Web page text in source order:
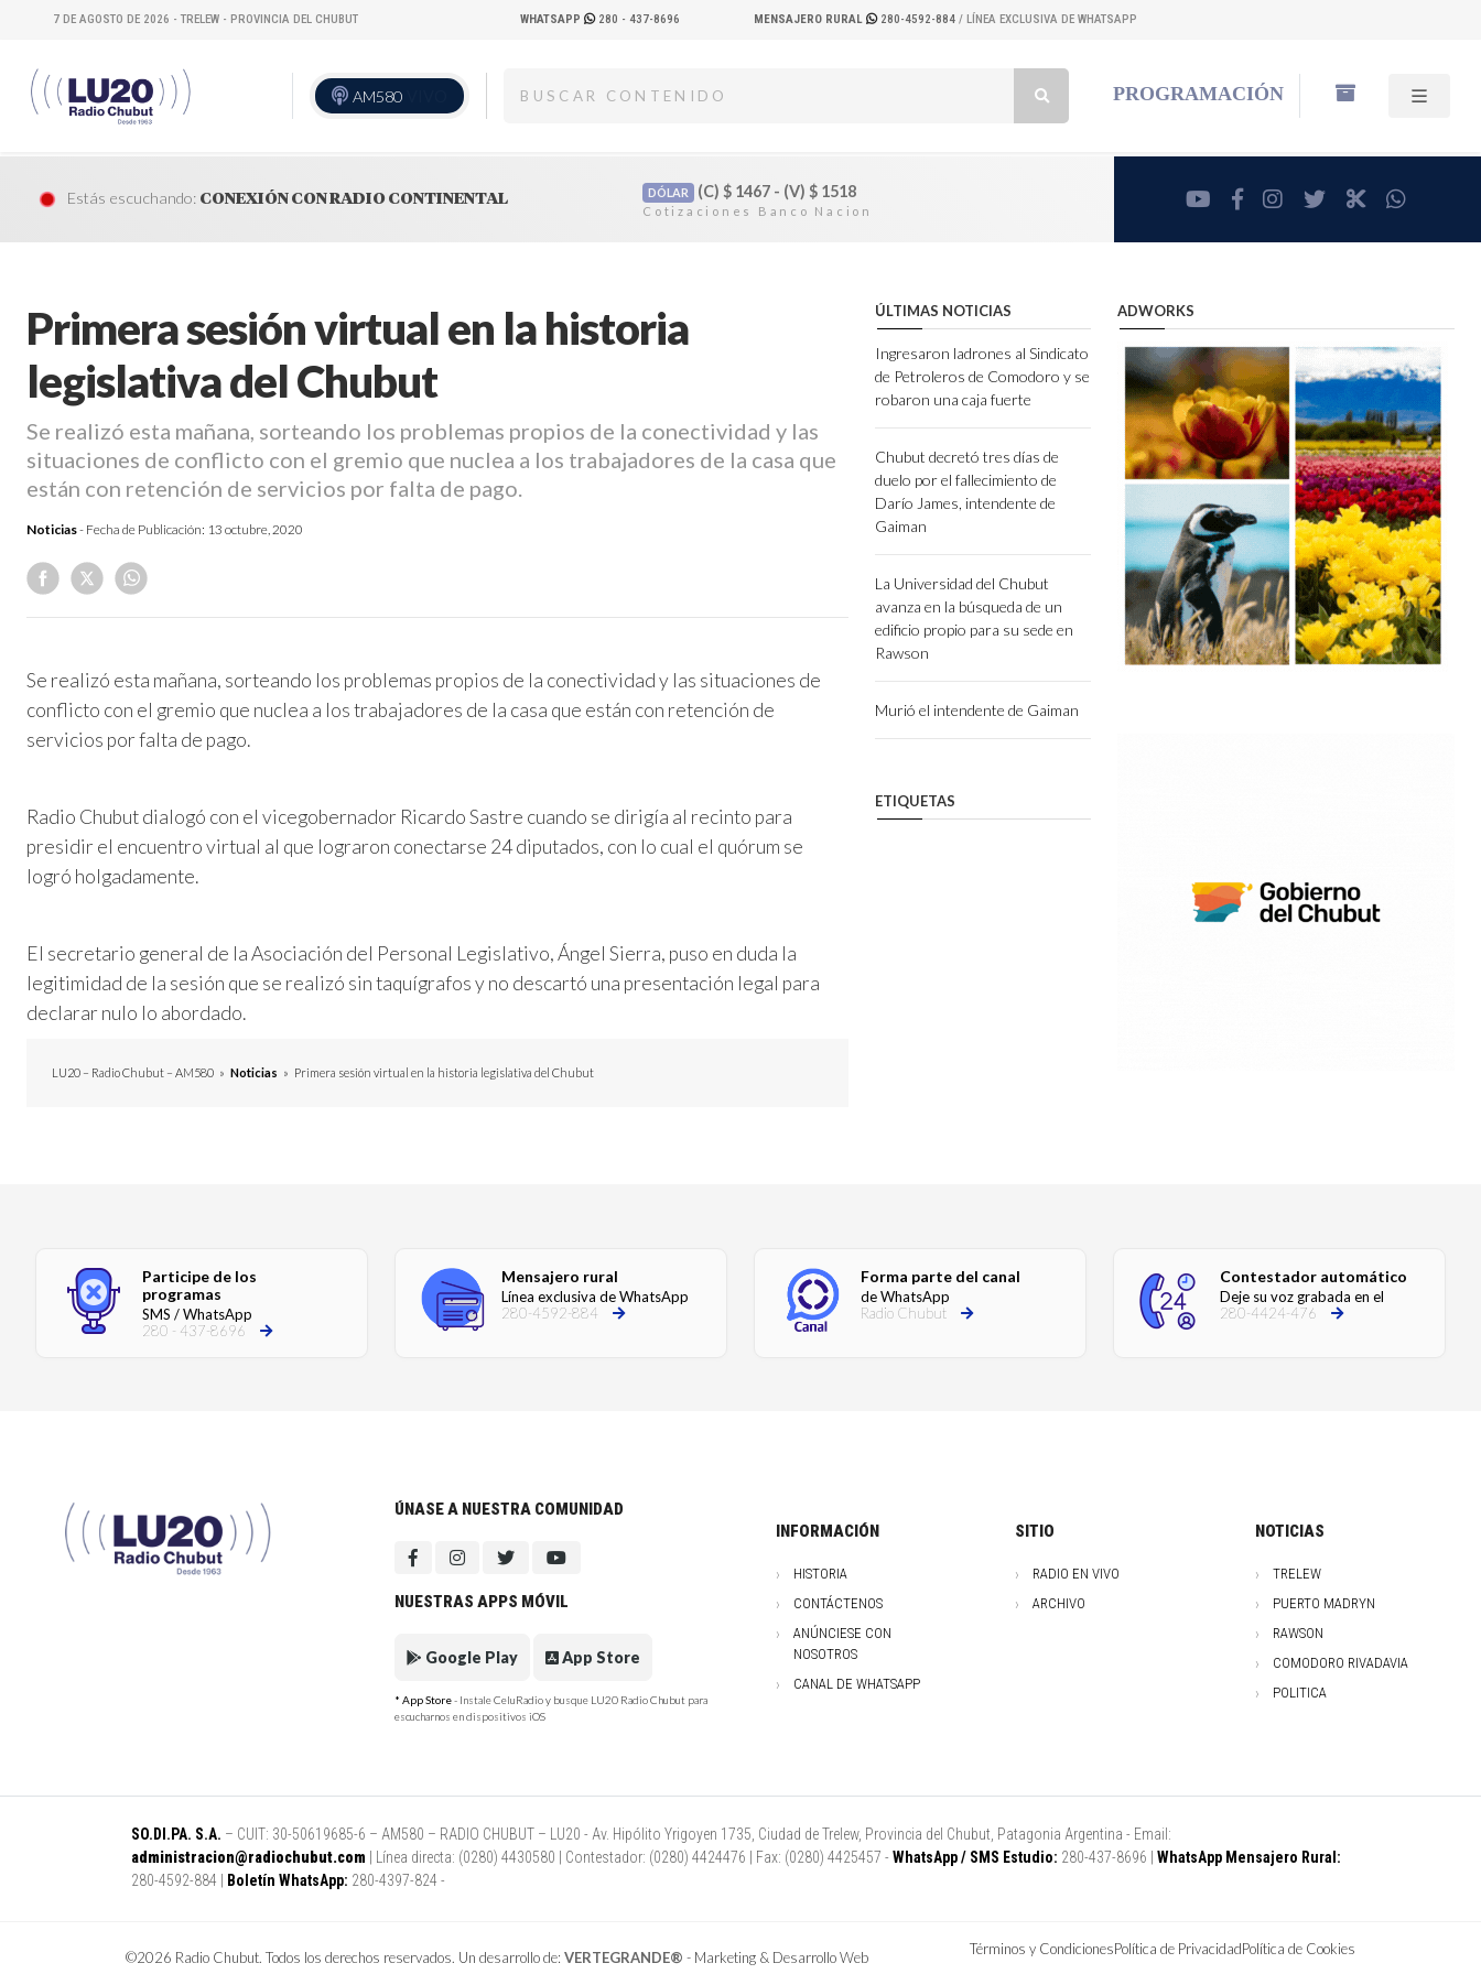
7 DE AGOSTO DE 2026 - TRELEW - PROVINCIA DEL CHUBUT WHATSAPP 280 - 437-8696 MENSAJERO RURAL 280-4592-884 / LÍNEA EXCLUSIVA DE WHATSAPP
AM580 PROGRAMACIÓN
Estás escuchando: CONEXIÓN CON RADIO CONTINENTAL DÓLAR (C) $1467 - (V) $1518 youtubefacebookinstagram
twitterRadioCut
Primera sesión virtual en la historia
legislativa del Chubut
Se realizó esta mañana, sorteando los problemas propios de la conectividad y las
situaciones de conflicto con el gremio que nuclea a los trabajadores de la casa que
están con retención de servicios por falta de pago.
Noticias- Fecha de Publicación: 13 octubre, 2020
Se realizó esta mañana, sorteando los problemas propios de la conectividad y las situaciones de
conflicto con el gremio que nuclea a los trabajadores de la casa que están con retención de
servicios por falta de pago.
Radio Chubut dialogó con el vicegobernador Ricardo Sastre cuando se dirigía al recinto para
presidir el encuentro virtual al que lograron conectarse 24 diputados, con lo cual el quórum se
logró holgadamente.
El secretario general de la Asociación del Personal Legislativo, Ángel Sierra, puso en duda la
legitimidad de la sesión que se realizó sin taquígrafos y no descartó una presentación legal para
declarar nulo lo abordado.
LU20 – Radio Chubut – AM580 » Noticias » Primera sesión virtual en la historia legislativa del Chubut
ÚLTIMAS NOTICIAS
Ingresaron ladrones al Sindicato
de Petroleros de Comodoro y se
robaron una caja fuerte
Chubut decretó tres días de
duelo por el fallecimiento de
Darío James, intendente de
Gaiman
La Universidad del Chubut
avanza en la búsqueda de un
edificio propio para su sede en
Rawson
Murió el intendente de Gaiman
ETIQUETAS
ADWORKS
Participe de los
programas
SMS / WhatsApp
280 - 437-8696
Mensajero rural
Línea exclusiva de WhatsApp
280-4592-884
Forma parte del canal
de WhatsApp
Radio Chubut
Contestador automático
Deje su voz grabada en el
280-4424-476
ÚNASE A NUESTRA COMUNIDAD
NUESTRAS APPS MÓVIL
Google Play App Store
* App Store- Instale CeluRadio y busque LU20 Radio Chubut para
escucharnos en dispositivos iOS
INFORMACIÓN
HISTORIA
CONTÁCTENOS
ANÚNCIESE CON
NOSOTROS
CANAL DE WHATSAPP
SITIO
RADIO EN VIVO
ARCHIVO
NOTICIAS
TRELEW
PUERTO MADRYN
RAWSON
COMODORO RIVADAVIA
POLITICA
SO.DI.PA. S.A. – CUIT: 30-50619685-6 – AM580 – RADIO CHUBUT – LU20 - Av. Hipólito Yrigoyen 1735, Ciudad de Trelew, Provincia del Chubut, Patagonia Argentina - Email:
administracion@radiochubut.com | Línea directa: (0280) 4430580 | Contestador: (0280) 4424476 | Fax: (0280) 4425457 - WhatsApp / SMS Estudio: 280-437-8696 | WhatsApp Mensajero Rural:
280-4592-884 |
Boletín WhatsApp: 280-4397-824 -
©2026 Radio Chubut. Todos los derechos reservados. Un desarrollo de: VERTEGRANDE® - Marketing & Desarrollo Web Términos y CondicionesPolítica de PrivacidadPolítica de Cookies